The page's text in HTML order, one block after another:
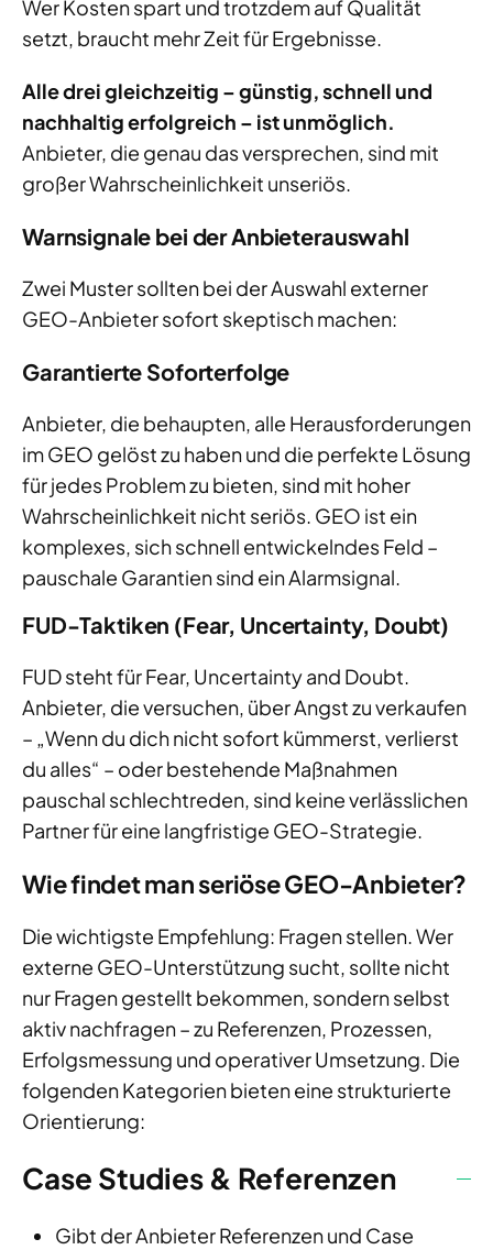
Wer Kosten spart und trotzdem auf Qualität
setzt, braucht mehr Zeit für Ergebnisse.
Alle drei gleichzeitig – günstig, schnell und
nachhaltig erfolgreich – ist unmöglich.
Anbieter, die genau das versprechen, sind mit
großer Wahrscheinlichkeit unseriös.
Warnsignale bei der Anbieterauswahl
Zwei Muster sollten bei der Auswahl externer
GEO-Anbieter sofort skeptisch machen:
Garantierte Soforterfolge
Anbieter, die behaupten, alle Herausforderungen
im GEO gelöst zu haben und die perfekte Lösung
für jedes Problem zu bieten, sind mit hoher
Wahrscheinlichkeit nicht seriös. GEO ist ein
komplexes, sich schnell entwickelndes Feld –
pauschale Garantien sind ein Alarmsignal.
FUD-Taktiken (Fear, Uncertainty, Doubt)
FUD steht für Fear, Uncertainty and Doubt.
Anbieter, die versuchen, über Angst zu verkaufen
– „Wenn du dich nicht sofort kümmerst, verlierst
du alles“ – oder bestehende Maßnahmen
pauschal schlechtreden, sind keine verlässlichen
Partner für eine langfristige GEO-Strategie.
Wie findet man seriöse GEO-Anbieter?
Die wichtigste Empfehlung: Fragen stellen. Wer
externe GEO-Unterstützung sucht, sollte nicht
nur Fragen gestellt bekommen, sondern selbst
aktiv nachfragen – zu Referenzen, Prozessen,
Erfolgsmessung und operativer Umsetzung. Die
folgenden Kategorien bieten eine strukturierte
Orientierung:
Case Studies & Referenzen
Gibt der Anbieter Referenzen und Case